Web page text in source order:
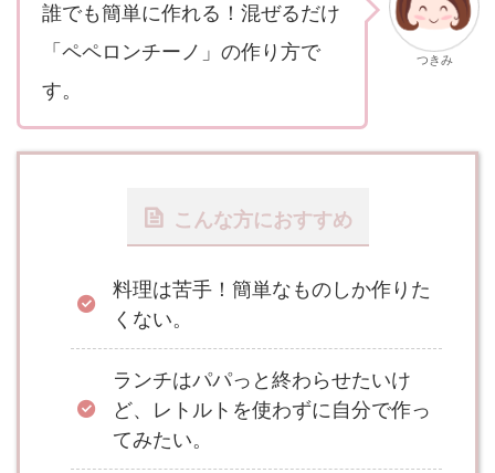
誰でも簡単に作れる！混ぜるだけ
「ペペロンチーノ」の作り方で
す。
つきみ
こんな方におすすめ
料理は苦手！簡単なものしか作りた
くない。
ランチはパパっと終わらせたいけ
ど、レトルトを使わずに自分で作っ
てみたい。